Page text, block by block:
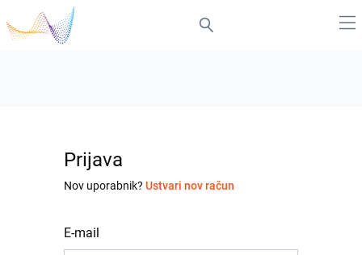
Prijava
Nov uporabnik? Ustvari nov račun
E-mail